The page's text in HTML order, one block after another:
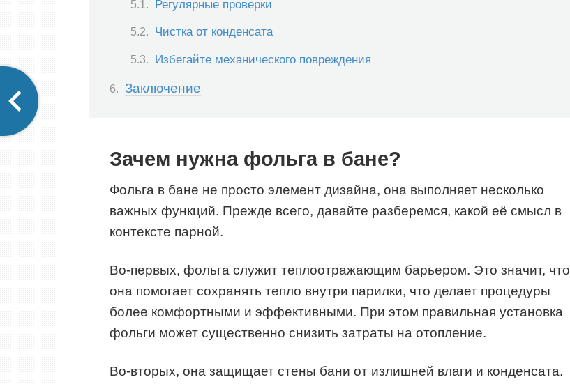
Регулярные проверки
Чистка от конденсата
Избегайте механического повреждения
Заключение
Зачем нужна фольга в бане?
Фольга в бане не просто элемент дизайна, она выполняет несколько
важных функций. Прежде всего, давайте разберемся, какой её смысл в
контексте парной.
Во-первых, фольга служит теплоотражающим барьером. Это значит, что
она помогает сохранять тепло внутри парилки, что делает процедуры
более комфортными и эффективными. При этом правильная установка
фольги может существенно снизить затраты на отопление.
Во-вторых, она защищает стены бани от излишней влаги и конденсата.